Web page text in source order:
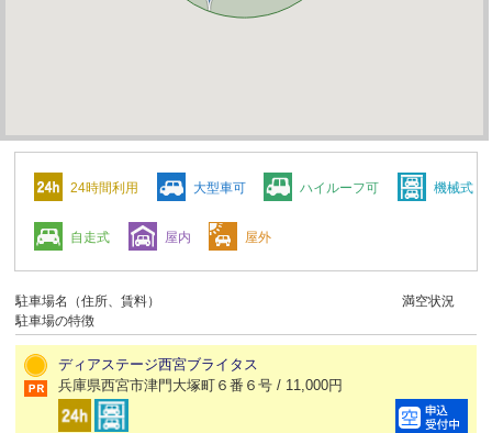
24時間利用 大型車可 ハイルーフ可 機械式
自走式 屋内 屋外
駐車場名（住所、賃料）
駐車場の特徴
満空状況
ディアステージ西宮ブライタス
兵庫県西宮市津門大塚町６番６号 / 11,000円